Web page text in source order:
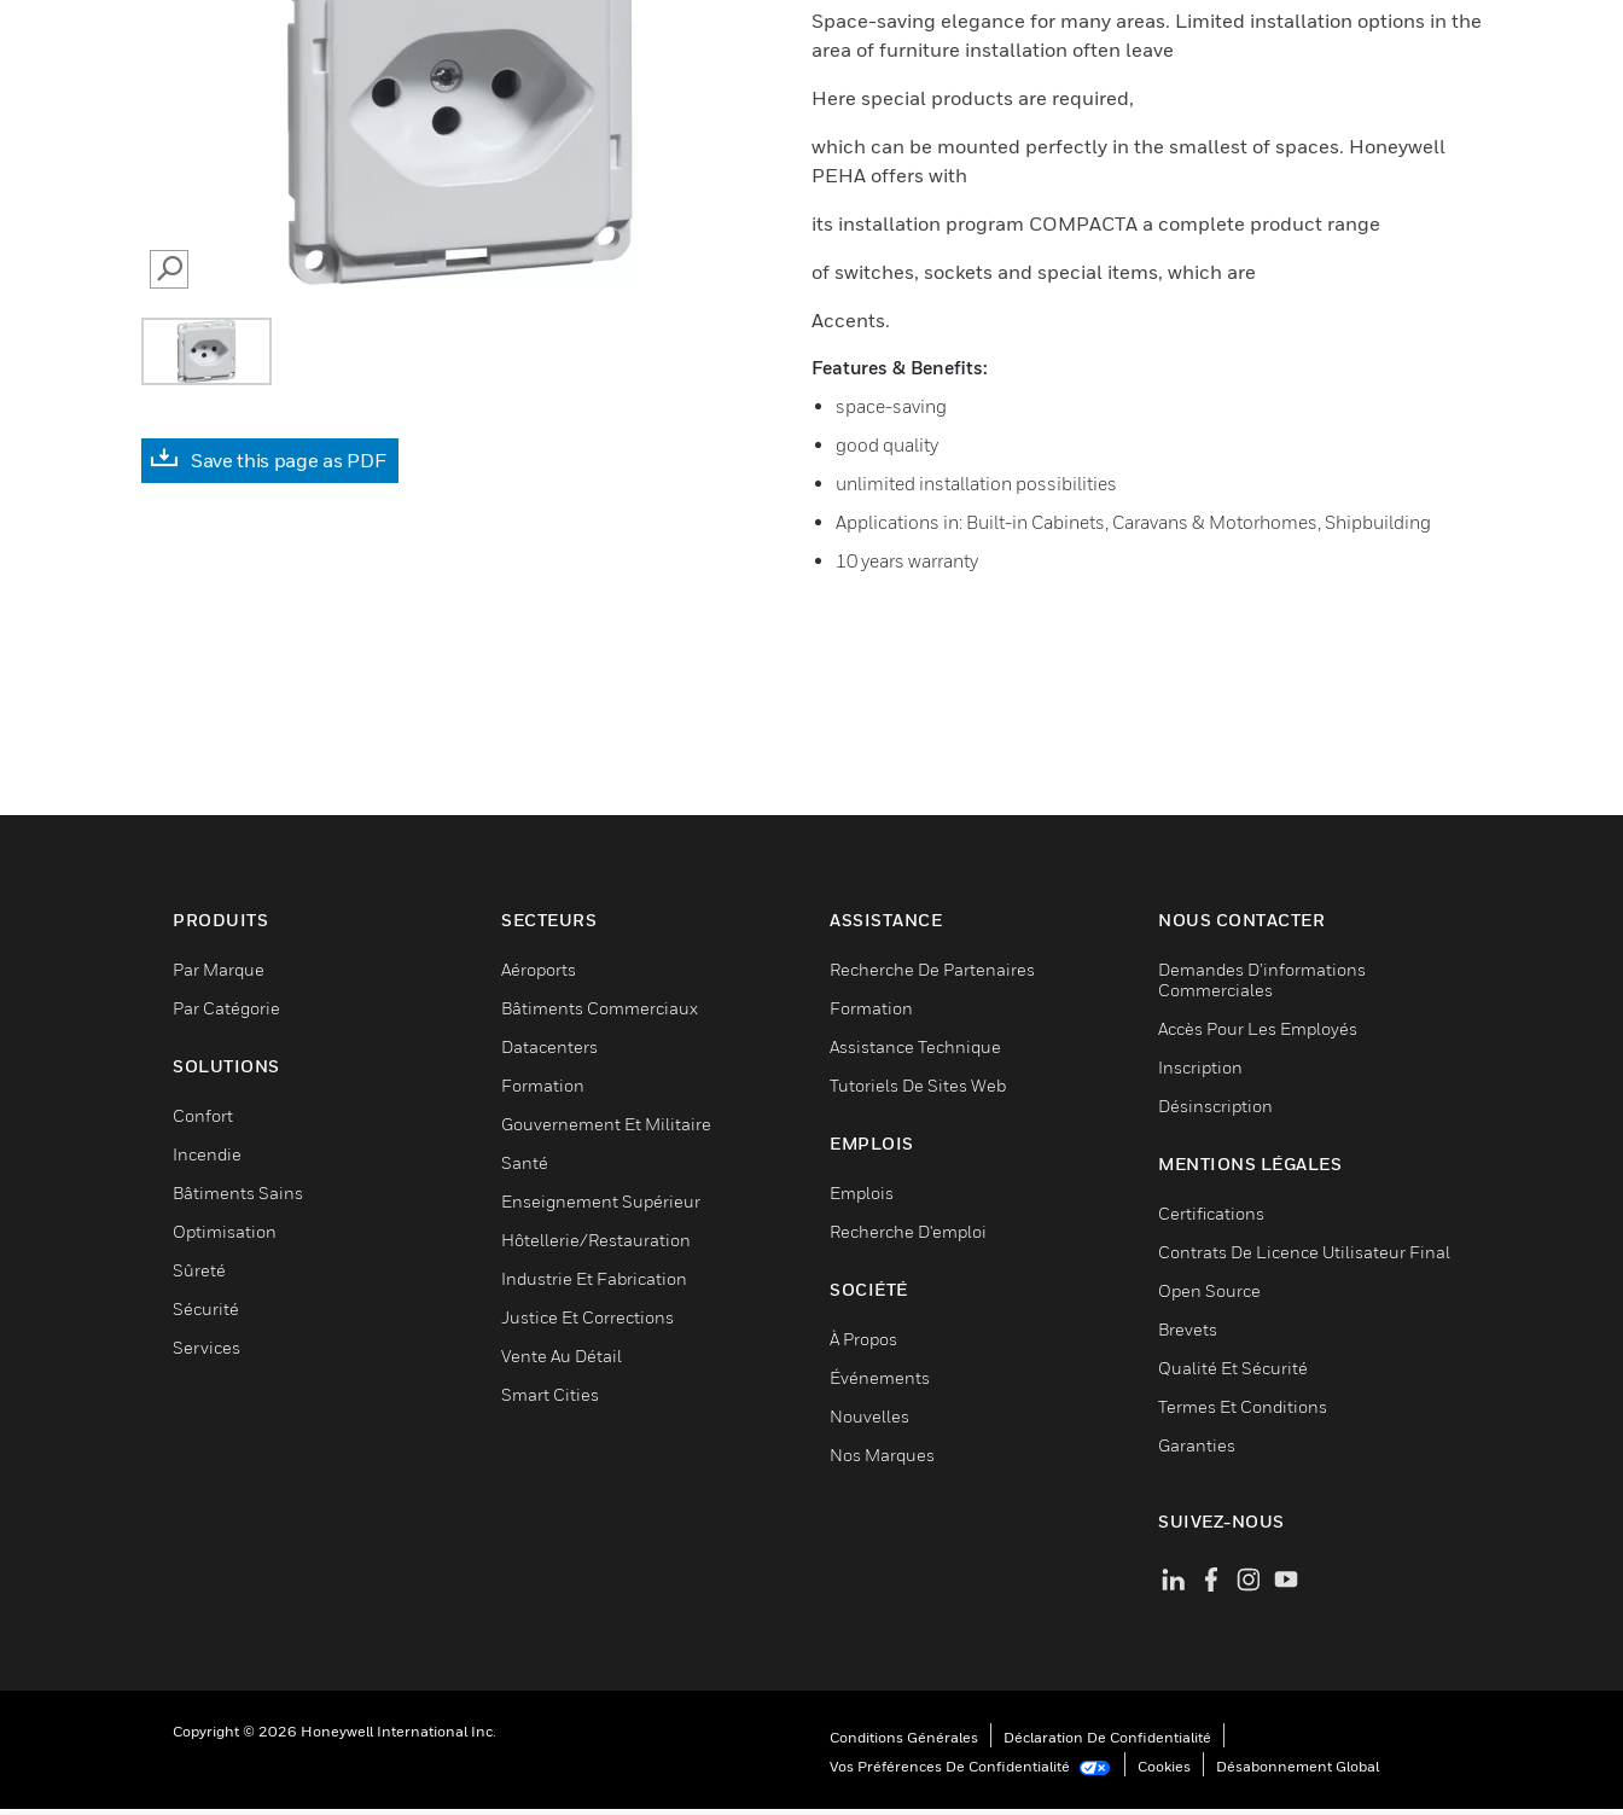
SEARCH
Save this page as PDF
Space-saving elegance for many areas. Limited installation options in the
area of furniture installation often leave
Here special products are required,
which can be mounted perfectly in the smallest of spaces. Honeywell
PEHA offers with
its installation program COMPACTA a complete product range
of switches, sockets and special items, which are
Accents.
Features & Benefits:
space-saving
good quality
unlimited installation possibilities
Applications in: Built-in Cabinets, Caravans & Motorhomes, Shipbuilding
10 years warranty
PRODUITS
Par Marque
Par Catégorie
SOLUTIONS
Confort
Incendie
Bâtiments Sains
Optimisation
Sûreté
Sécurité
Services
SECTEURS
Aéroports
Bâtiments Commerciaux
Datacenters
Formation
Gouvernement Et Militaire
Santé
Enseignement Supérieur
Hôtellerie/Restauration
Industrie Et Fabrication
Justice Et Corrections
Vente Au Détail
Smart Cities
ASSISTANCE
Recherche De Partenaires
Formation
Assistance Technique
Tutoriels De Sites Web
EMPLOIS
Emplois
Recherche D'emploi
SOCIÉTÉ
À Propos
Événements
Nouvelles
Nos Marques
NOUS CONTACTER
Demandes D’informations
Commerciales
Accès Pour Les Employés
Inscription
Désinscription
MENTIONS LÉGALES
Certifications
Contrats De Licence Utilisateur Final
Open Source
Brevets
Qualité Et Sécurité
Termes Et Conditions
Garanties
SUIVEZ-NOUS
Copyright © 2026 Honeywell International Inc. Conditions Générales
Déclaration De Confidentialité
Vos Préférences De Confidentialité
Cookies Désabonnement Global